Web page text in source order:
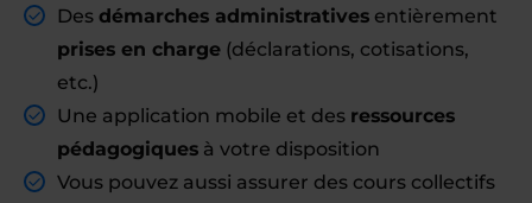
Des démarches administratives entièrement
prises en charge (déclarations, cotisations,
etc.)
Une application mobile et des ressources
pédagogiques à votre disposition
Vous pouvez aussi assurer des cours collectifs